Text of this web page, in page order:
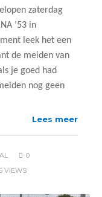
zaterdag
’53 in
leek het een
de meiden van
je goed had
nog geen
Lees meer
0
VIEWS